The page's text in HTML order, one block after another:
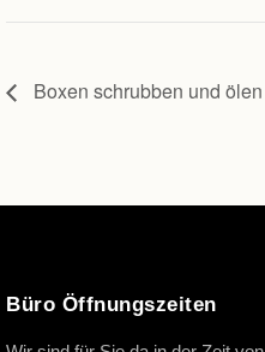
Boxen schrubben und ölen
Büro Öffnungszeiten